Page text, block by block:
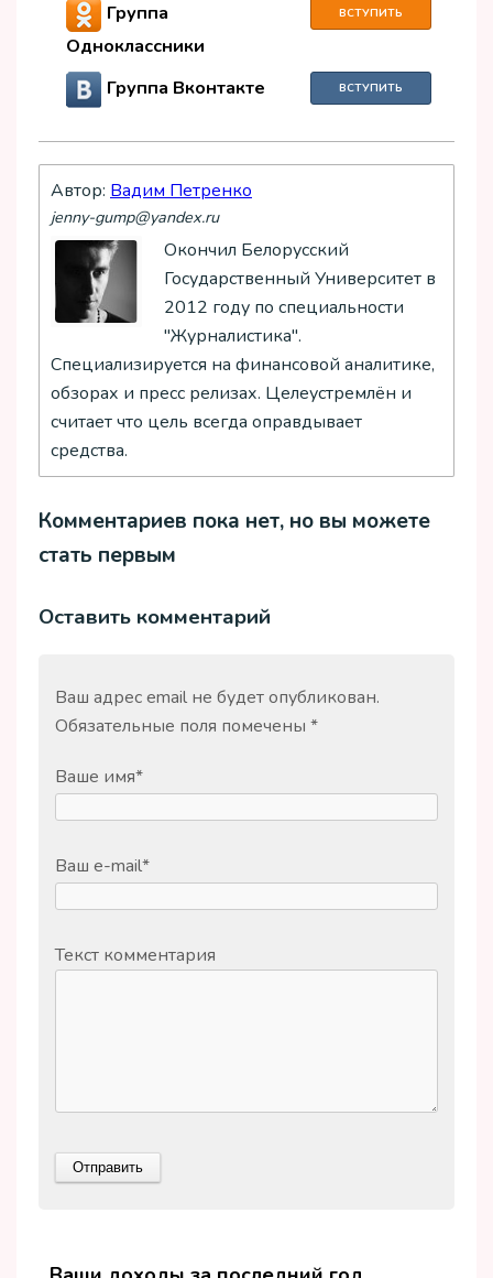
Группа
Одноклассники
ВСТУПИТЬ
Группа Вконтакте ВСТУПИТЬ
Автор: Вадим Петренко
jenny-gump@yandex.ru
Окончил Белорусский
Государственный Университет в
2012 году по специальности
"Журналистика".
Специализируется на финансовой аналитике,
обзорах и пресс релизах. Целеустремлён и
считает что цель всегда оправдывает
средства.
Комментариев пока нет, но вы можете
стать первым
Оставить комментарий
Ваш адрес email не будет опубликован.
Обязательные поля помечены *
Ваше имя*
Ваш e-mail*
Текст комментария